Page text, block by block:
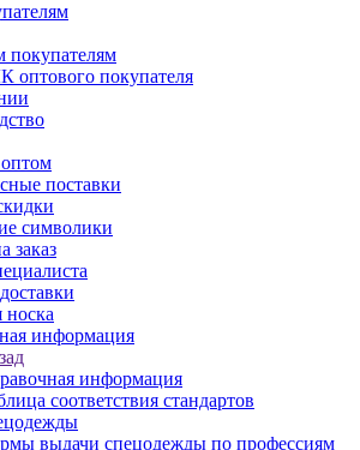
оптового покупателя
оптом
поставки
символики
заказ
информация
информация
соответствия стандартов
выдачи спецодежды по профессиям